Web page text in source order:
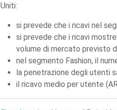
Uniti:
si prevede che i ricavi nel
si prevede che i ricavi
volume di mercato previsto
nel segmento Fashion, il
la penetrazione degli utenti
il ricavo medio per utente